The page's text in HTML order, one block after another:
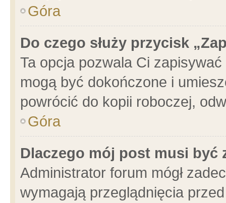
Góra
Do czego służy przycisk
Ta opcja pozwala Ci
mogą być dokończone i
powrócić do kopii roboczej,
Góra
Dlaczego mój post musi być
Administrator forum mógł
wymagają przeglądnięcia